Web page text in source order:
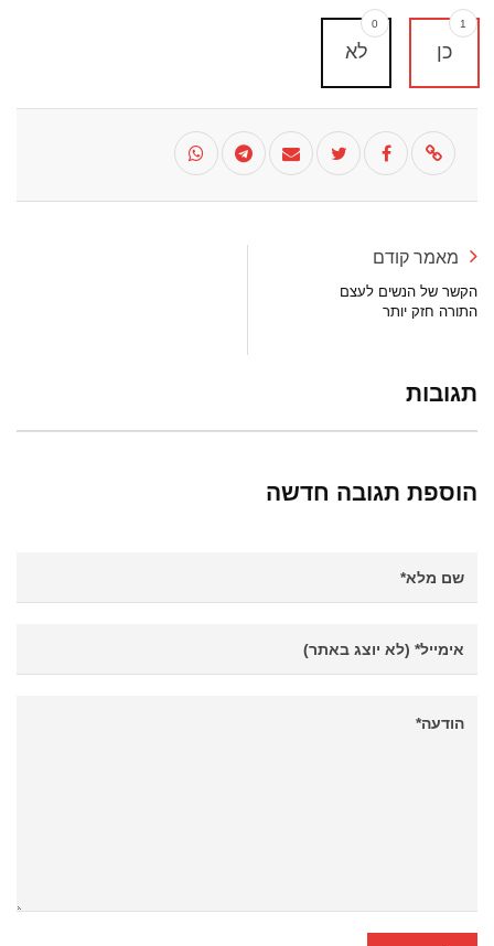
כן
1
לא
0
מאמר קודם
הקשר של הנשים לעצם
התורה חזק יותר
תגובות
הוספת תגובה חדשה